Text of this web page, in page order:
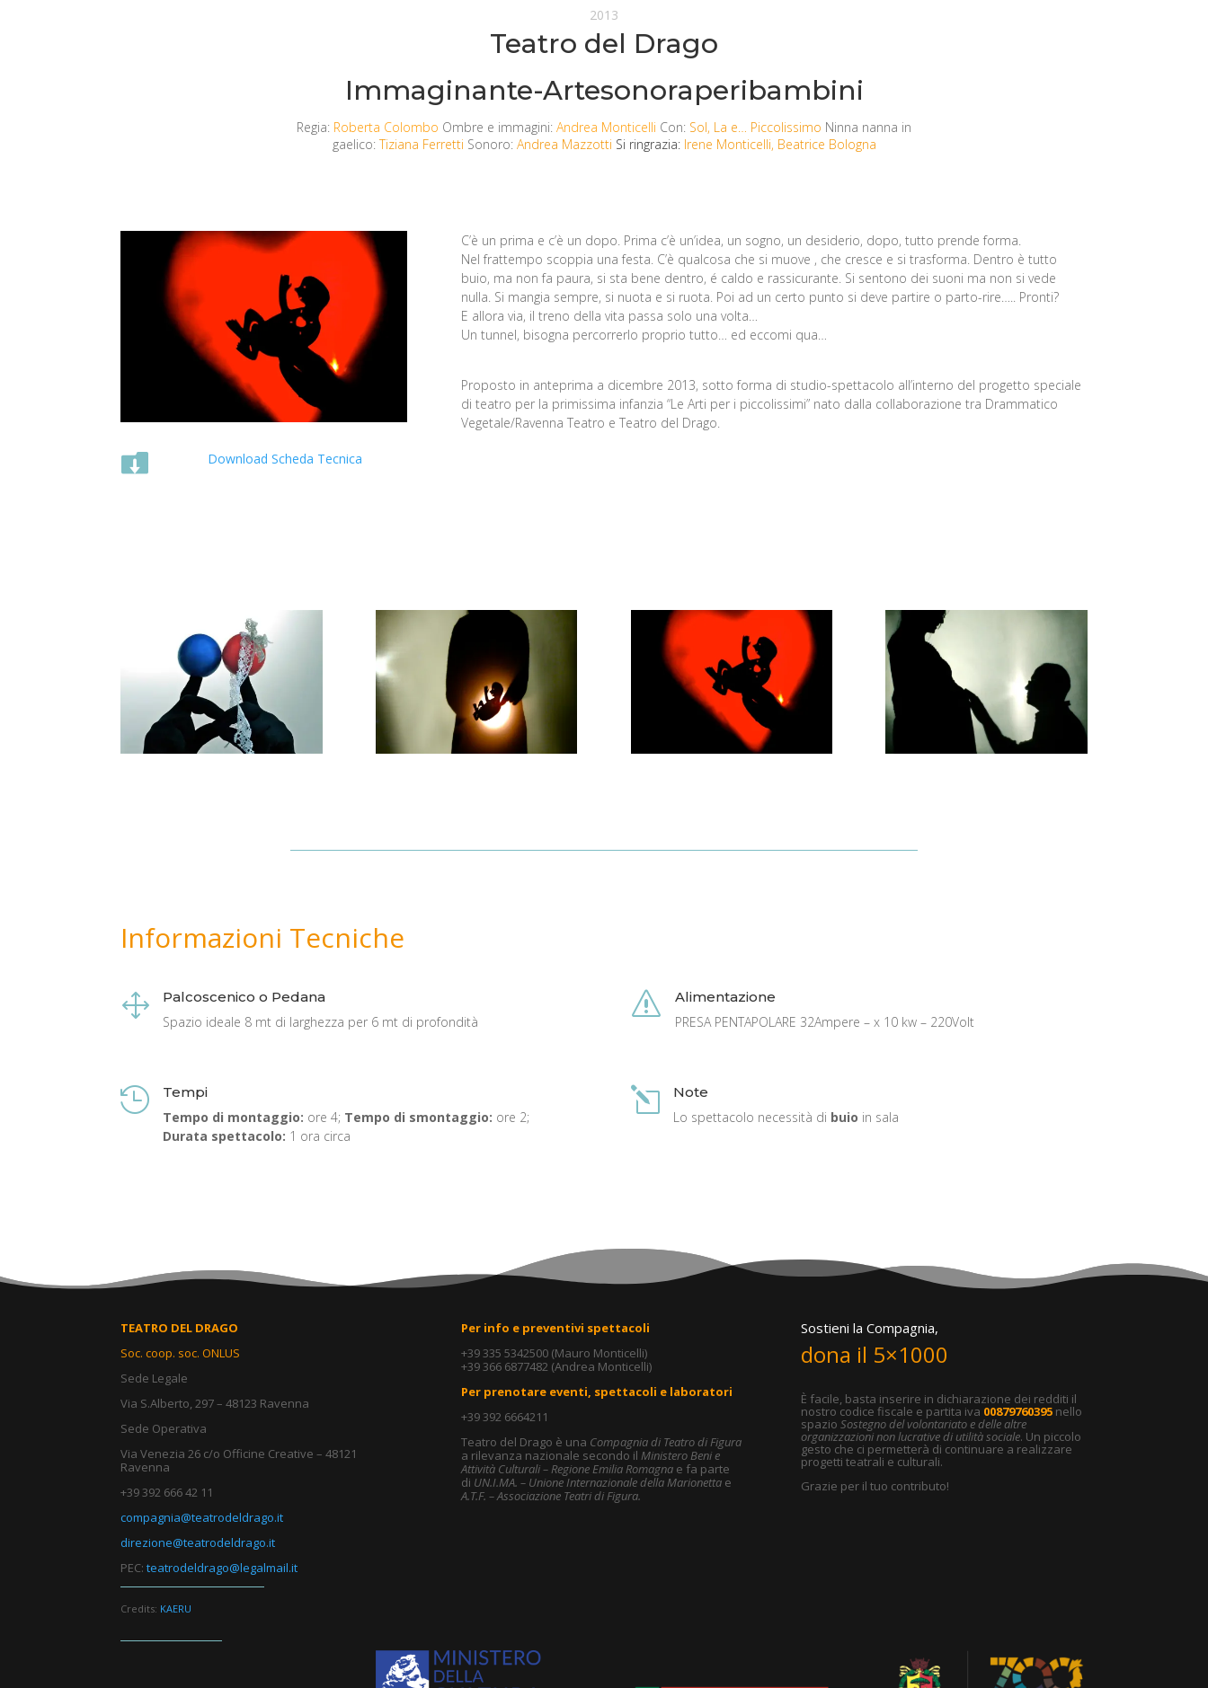
2013
Teatro del Drago
Immaginante-Artesonoraperibambini
Regia: Roberta Colombo Ombre e immagini: Andrea Monticelli Con: Sol, La e… Piccolissimo Ninna nanna in
gaelico:Tiziana Ferretti Sonoro: Andrea Mazzotti Si ringrazia:Irene Monticelli, Beatrice Bologna
 Download Scheda Tecnica
C’è un prima e c’è un dopo. Prima c’è un’idea, un sogno, un desiderio, dopo, tutto prende forma.
Nel frattempo scoppia una festa. C’è qualcosa che si muove , che cresce e si trasforma. Dentro è tutto
buio, ma non fa paura, si sta bene dentro, é caldo e rassicurante. Si sentono dei suoni ma non si vede
nulla. Si mangia sempre, si nuota e si ruota. Poi ad un certo punto si deve partire o parto-rire….. Pronti?
E allora via, il treno della vita passa solo una volta…
Un tunnel, bisogna percorrerlo proprio tutto… ed eccomi qua…
Proposto in anteprima a dicembre 2013, sotto forma di studio-spettacolo all’interno del progetto speciale
di teatro per la primissima infanzia “Le Arti per i piccolissimi” nato dalla collaborazione tra Drammatico
Vegetale/Ravenna Teatro e Teatro del Drago.
Informazioni Tecniche
1
Palcoscenico o Pedana
Spazio ideale 8 mt di larghezza per 6 mt di profondità
s
Alimentazione
PRESA PENTAPOLARE 32Ampere – x 10 kw – 220Volt

Tempi
Tempo di montaggio: ore 4; Tempo di smontaggio: ore 2;
Durata spettacolo: 1 ora circa
l
Note
Lo spettacolo necessità di buio in sala
TEATRO DEL DRAGO
Soc. coop. soc. ONLUS
Sede Legale
Via S.Alberto, 297 – 48123 Ravenna
Sede Operativa
Via Venezia 26 c/o Officine Creative – 48121
Ravenna
+39 392 666 42 11
compagnia@teatrodeldrago.it
direzione@teatrodeldrago.it
PEC:teatrodeldrago@legalmail.it
Credits: KAERU
Per info e preventivi spettacoli
+39 335 5342500 (Mauro Monticelli)
+39 366 6877482 (Andrea Monticelli)
Per prenotare eventi, spettacoli e laboratori
+39 392 6664211
Teatro del Drago è una Compagnia di Teatro di Figura
a rilevanza nazionale secondo il Ministero Beni e
Attività Culturali – Regione Emilia Romagna e fa parte
di UN.I.MA. – Unione Internazionale della Marionettae
A.T.F. – Associazione Teatri di Figura.
Sostieni la Compagnia,
dona il 5×1000
È facile, basta inserire in dichiarazione dei redditi il
nostro codice fiscale e partita iva 00879760395nello
spazio Sostegno del volontariato e delle altre
organizzazioni non lucrative di utilità sociale. Un piccolo
gesto che ci permetterà di continuare a realizzare
progetti teatrali e culturali.
Grazie per il tuo contributo!